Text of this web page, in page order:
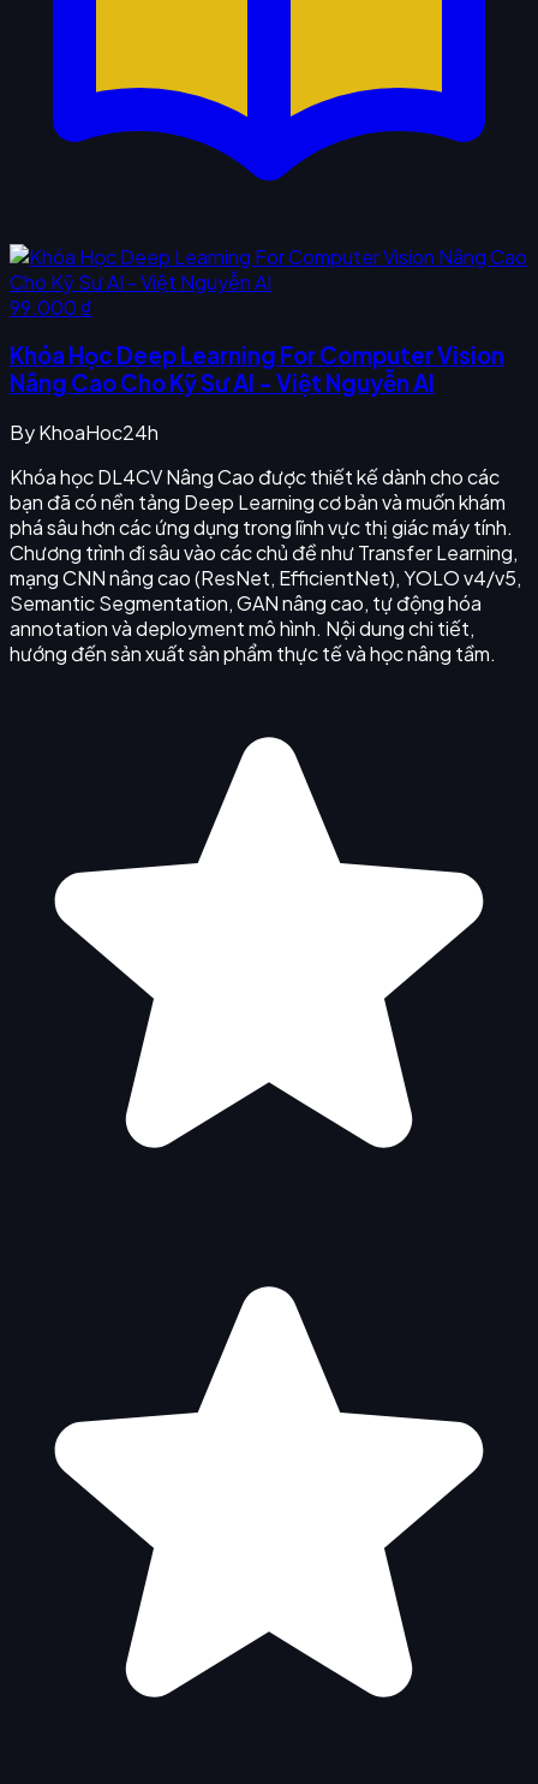
99.000 ₫
Khóa Học Deep Learning For Computer Vision
Nâng Cao Cho Kỹ Sư AI - Việt Nguyễn AI
ByKhoaHoc24h
Khóa học DL4CV Nâng Cao được thiết kế dành cho các
bạn đã có nền tảng Deep Learning cơ bản và muốn khám
phá sâu hơn các ứng dụng trong lĩnh vực thị giác máy tính.
Chương trình đi sâu vào các chủ đề như Transfer Learning,
mạng CNN nâng cao (ResNet, EfficientNet), YOLO v4/v5,
Semantic Segmentation, GAN nâng cao, tự động hóa
annotation và deployment mô hình. Nội dung chi tiết,
hướng đến sản xuất sản phẩm thực tế và học nâng tầm.